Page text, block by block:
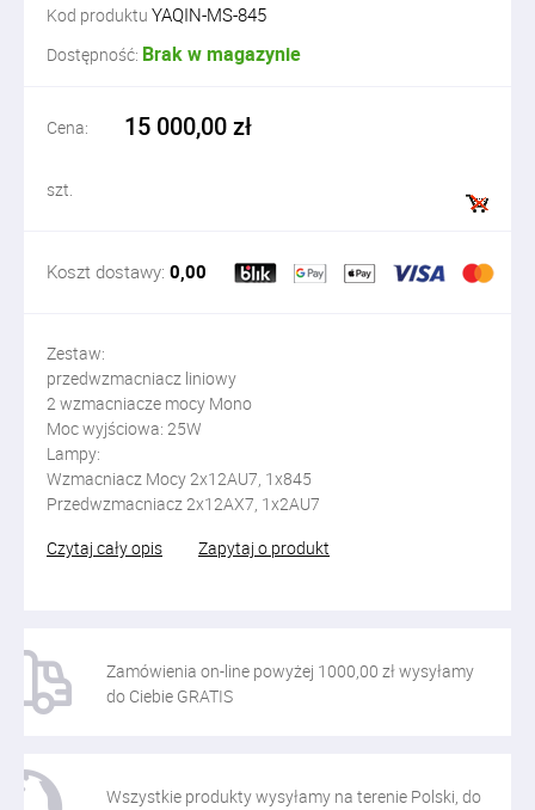
Kod produktu YAQIN-MS-845
Dostępność: Brak w magazynie
Cena: 15 000,00 zł
szt.
Koszt dostawy: 0,00
Zestaw:
przedwzmacniacz liniowy
2 wzmacniacze mocy Mono
Moc wyjściowa: 25W
Lampy:
Wzmacniacz Mocy 2x12AU7, 1x845
Przedwzmacniacz 2x12AX7, 1x2AU7
Czytaj cały opis
Zapytaj o produkt
Zamówienia on-line powyżej 1000,00 zł wysyłamy
do Ciebie GRATIS
Wszystkie produkty wysyłamy na terenie Polski, do